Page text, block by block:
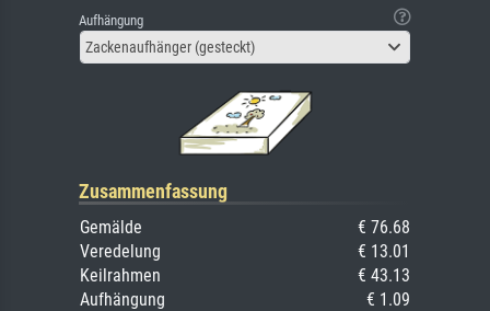
Aufhängung
Zackenaufhänger (gesteckt)
Zusammenfassung
Gemälde
€ 76.68
Veredelung
€ 13.01
Keilrahmen
€ 43.13
Aufhängung
€ 1.09